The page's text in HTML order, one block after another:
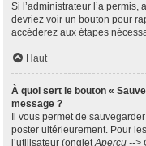
Si l’administrateur l’a
devriez voir un bouton pour
accéderez aux étapes
Haut
À quoi sert le bouton «
message ?
Il vous permet de
poster ultérieurement. Pour
l’utilisateur (ongletAperçu -->